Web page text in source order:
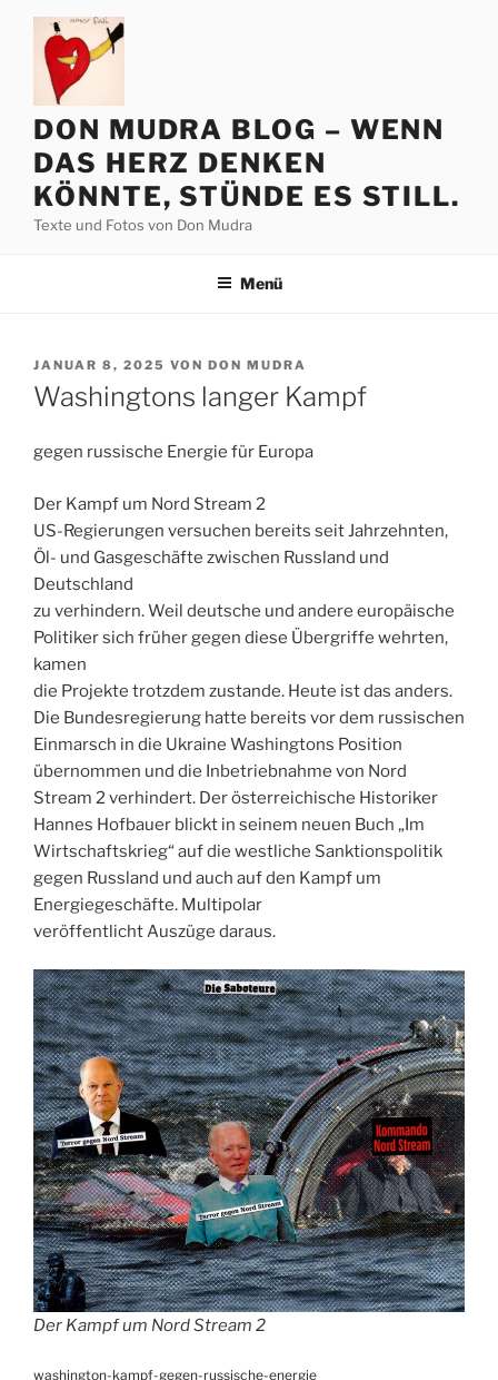
Zum
springen
DON MUDRA BLOG – WENN
DAS HERZ DENKEN
KÖNNTE, STÜNDE ES STILL.
Texte und Fotos von Don Mudra
Menü
VERÖFFENTLICHT
AM
JANUAR 8, 2025 VON DON MUDRA
Washingtons langer Kampf
gegen russische Energie für Europa
Der Kampf um Nord Stream 2
US-Regierungen versuchen bereits seit Jahrzehnten,
Öl- und Gasgeschäfte zwischen Russland und
Deutschland
zu verhindern. Weil deutsche und andere europäische
Politiker sich früher gegen diese Übergriffe wehrten,
kamen
die Projekte trotzdem zustande. Heute ist das anders.
Die Bundesregierung hatte bereits vor dem russischen
Einmarsch in die Ukraine Washingtons Position
übernommen und die Inbetriebnahme von Nord
Stream 2 verhindert. Der österreichische Historiker
Hannes Hofbauer blickt in seinem neuen Buch „Im
Wirtschaftskrieg“ auf die westliche Sanktionspolitik
gegen Russland und auch auf den Kampf um
Energiegeschäfte. Multipolar
veröffentlicht Auszüge daraus.
Der Kampf um Nord Stream 2
washington-kampf-gegen-russische-energie